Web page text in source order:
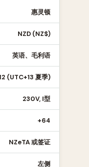
惠灵顿
NZD (NZ$)
英语、毛利语
(UTC+13 夏季)
230V, I型
+64
NZeTA 或签证
左侧